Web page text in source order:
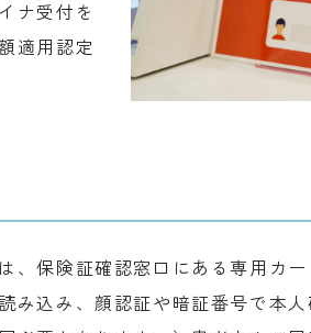
ナ受付を
適用認定
、保険証確認窓口にある専用カ
み込み、顔認証や暗証番号で本